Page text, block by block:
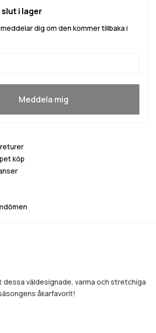
i lager
dig om den kommer tillbaka i
Meddela mig
returer
köp
dessa väldesignade, varma och stretchiga
åkarfavorit!